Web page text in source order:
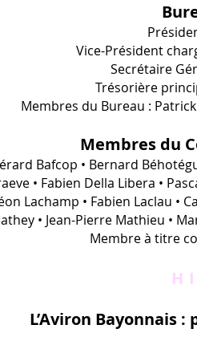
Vice-Président
Secrétaire
Trésorière
Membres du Bureau :
Membres du
Bafcop • Bernard
• Fabien Della Libera •
Lachamp • Fabien Laclau •
• Jean-Pierre Mathieu •
Membre à titre
L’Aviron Bayonnais